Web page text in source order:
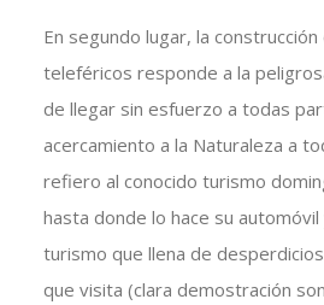
En segundo lugar, la
teleféricos responde a la
de llegar sin esfuerzo a todas
acercamiento a la Naturaleza a
refiero al conocido turismo
hasta donde lo hace su
turismo que llena de
que visita (clara demostración